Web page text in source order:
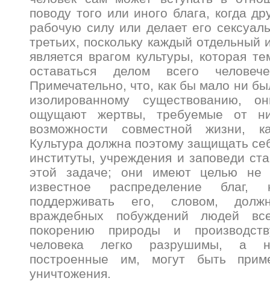
поводу того или иного блага, когда
рабочую силу или делает его
третьих, поскольку каждый отдельный
является врагом культуры, которая
оставаться делом всего
Примечательно, что, как бы мало ни
изолированному существованию,
ощущают жертвы, требуемые от
возможности совместной жизни,
Культура должна поэтому защищать
институты, учреждения и заповеди
этой задаче; они имеют целью не
известное распределение
поддерживать его, словом,
враждебных побуждений людей
покорению природы и
человека легко разрушимы, а
построенные им, могут быть
уничтожения.